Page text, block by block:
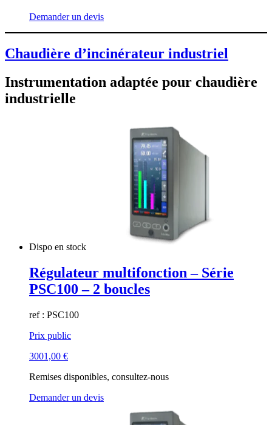
Demander un devis
Chaudière d’incinérateur industriel
Instrumentation adaptée pour chaudière
industrielle
Dispo en stock
Régulateur multifonction – Série
PSC100 – 2 boucles
ref : PSC100
Prix public
3001,00 €
Remises disponibles, consultez-nous
Demander un devis